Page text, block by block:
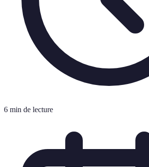
6 min de lecture